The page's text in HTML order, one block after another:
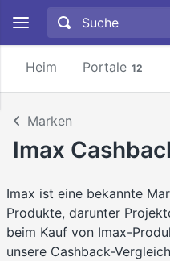
Heim Portale 12
Marken
Imax
Imax ist eine bekannte
Produkte, darunter
beim Kauf von Imax-
unsere Cashback-